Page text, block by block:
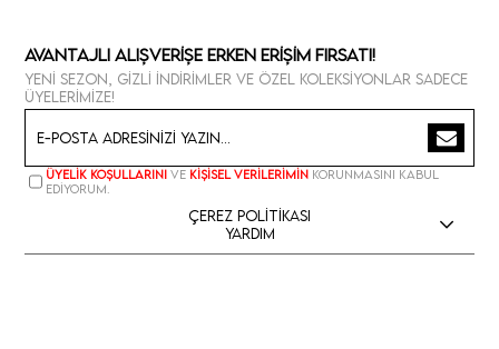
Avantajlı Alışverişe Erken Erişim Fırsatı!
Yeni sezon, gizli indirimler ve özel koleksiyonlar sadece
üyelerimize!
Üyelik koşullarını ve kişisel verilerimin korunmasını kabul
ediyorum.
Çerez Politikası
Yardım